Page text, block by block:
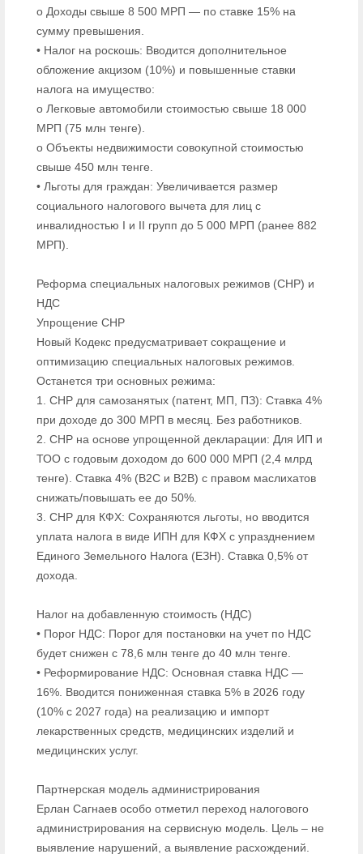
o Доходы свыше 8 500 МРП — по ставке 15% на
сумму превышения.
• Налог на роскошь: Вводится дополнительное
обложение акцизом (10%) и повышенные ставки
налога на имущество:
o Легковые автомобили стоимостью свыше 18 000
МРП (75 млн тенге).
o Объекты недвижимости совокупной стоимостью
свыше 450 млн тенге.
• Льготы для граждан: Увеличивается размер
социального налогового вычета для лиц с
инвалидностью I и II групп до 5 000 МРП (ранее 882
МРП).
Реформа специальных налоговых режимов (СНР) и
НДС
Упрощение СНР
Новый Кодекс предусматривает сокращение и
оптимизацию специальных налоговых режимов.
Останется три основных режима:
1. СНР для самозанятых (патент, МП, ПЗ): Ставка 4%
при доходе до 300 МРП в месяц. Без работников.
2. СНР на основе упрощенной декларации: Для ИП и
ТОО с годовым доходом до 600 000 МРП (2,4 млрд
тенге). Ставка 4% (B2C и B2B) с правом маслихатов
снижать/повышать ее до 50%.
3. СНР для КФХ: Сохраняются льготы, но вводится
уплата налога в виде ИПН для КФХ с упразднением
Единого Земельного Налога (ЕЗН). Ставка 0,5% от
дохода.
Налог на добавленную стоимость (НДС)
• Порог НДС: Порог для постановки на учет по НДС
будет снижен с 78,6 млн тенге до 40 млн тенге.
• Реформирование НДС: Основная ставка НДС —
16%. Вводится пониженная ставка 5% в 2026 году
(10% с 2027 года) на реализацию и импорт
лекарственных средств, медицинских изделий и
медицинских услуг.
Партнерская модель администрирования
Ерлан Сагнаев особо отметил переход налогового
администрирования на сервисную модель. Цель – не
выявление нарушений, а выявление расхождений.